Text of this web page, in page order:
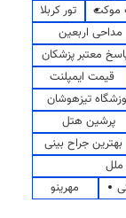
موکت
تور کربلا
مداحی اربعین
معتبر پزشکان
قیمت ایمپلنت
تیزهوشان
پرشین هتل
بهترین جراح بینی
ملل
مهرینو